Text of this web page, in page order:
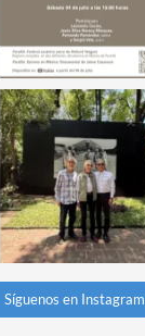
Síguenos en Instagram